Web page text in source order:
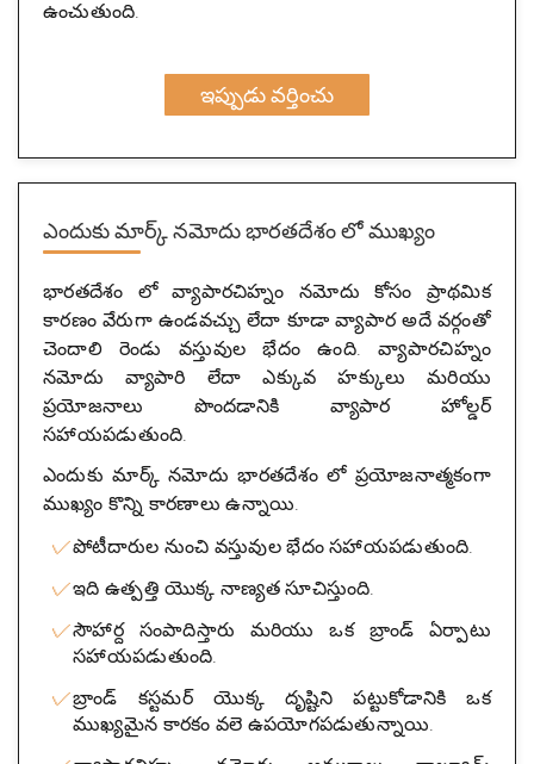
ఉంచుతుంది.
ఇప్పుడు వర్తించు
ఎందుకు మార్క్ నమోదు భారతదేశం లో ముఖ్యం
భారతదేశం లో వ్యాపారచిహ్నం నమోదు కోసం ప్రాథమిక
కారణం వేరుగా ఉండవచ్చు లేదా కూడా వ్యాపార అదే వర్గంతో
చెందాలి రెండు వస్తువుల భేదం ఉంది. వ్యాపారచిహ్నం
నమోదు వ్యాపారి లేదా ఎక్కువ హక్కులు మరియు
ప్రయోజనాలు పొందడానికి వ్యాపార హోల్డర్
సహాయపడుతుంది.
ఎందుకు మార్క్ నమోదు భారతదేశం లో ప్రయోజనాత్మకంగా
ముఖ్యం కొన్ని కారణాలు ఉన్నాయి.
పోటీదారుల నుంచి వస్తువుల భేదం సహాయపడుతుంది.
ఇది ఉత్పత్తి యొక్క నాణ్యత సూచిస్తుంది.
సౌహార్ద సంపాదిస్తారు మరియు ఒక బ్రాండ్ ఏర్పాటు
సహాయపడుతుంది.
బ్రాండ్ కస్టమర్ యొక్క దృష్టిని పట్టుకోడానికి ఒక
ముఖ్యమైన కారకం వలె ఉపయోగపడుతున్నాయి.